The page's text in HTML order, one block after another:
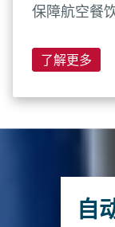
保障航空餐
了解更多
自